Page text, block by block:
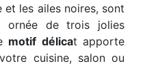
et les ailes noires, sont
ornée de trois jolies
motif délicat apporte
cuisine, salon ou